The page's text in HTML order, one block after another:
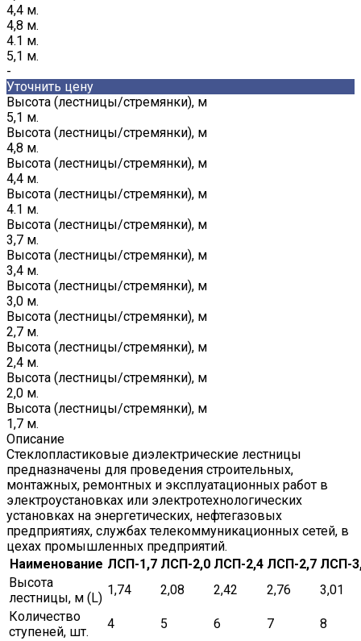
4,4 м.
4,8 м.
4.1 м.
5,1 м.
-
Уточнить цену
Высота (лестницы/стремянки), м
5,1 м.
Высота (лестницы/стремянки), м
4,8 м.
Высота (лестницы/стремянки), м
4,4 м.
Высота (лестницы/стремянки), м
4.1 м.
Высота (лестницы/стремянки), м
3,7 м.
Высота (лестницы/стремянки), м
3,4 м.
Высота (лестницы/стремянки), м
3,0 м.
Высота (лестницы/стремянки), м
2,7 м.
Высота (лестницы/стремянки), м
2,4 м.
Высота (лестницы/стремянки), м
2,0 м.
Высота (лестницы/стремянки), м
1,7 м.
Описание
Стеклопластиковые диэлектрические лестницы
предназначены для проведения строительных,
монтажных, ремонтных и эксплуатационных работ в
электроустановках или электротехнологических
установках на энергетических, нефтегазовых
предприятиях, службах телекоммуникационных сетей, в
цехах промышленных предприятий.
Наименование ЛСП-1,7 ЛСП-2,0 ЛСП-2,4 ЛСП-2,7 ЛСП-
Высота
лестницы, м (L)
1,74 2,08 2,42 2,76
3,01
Количество
ступеней, шт.
4 5 6 7
8